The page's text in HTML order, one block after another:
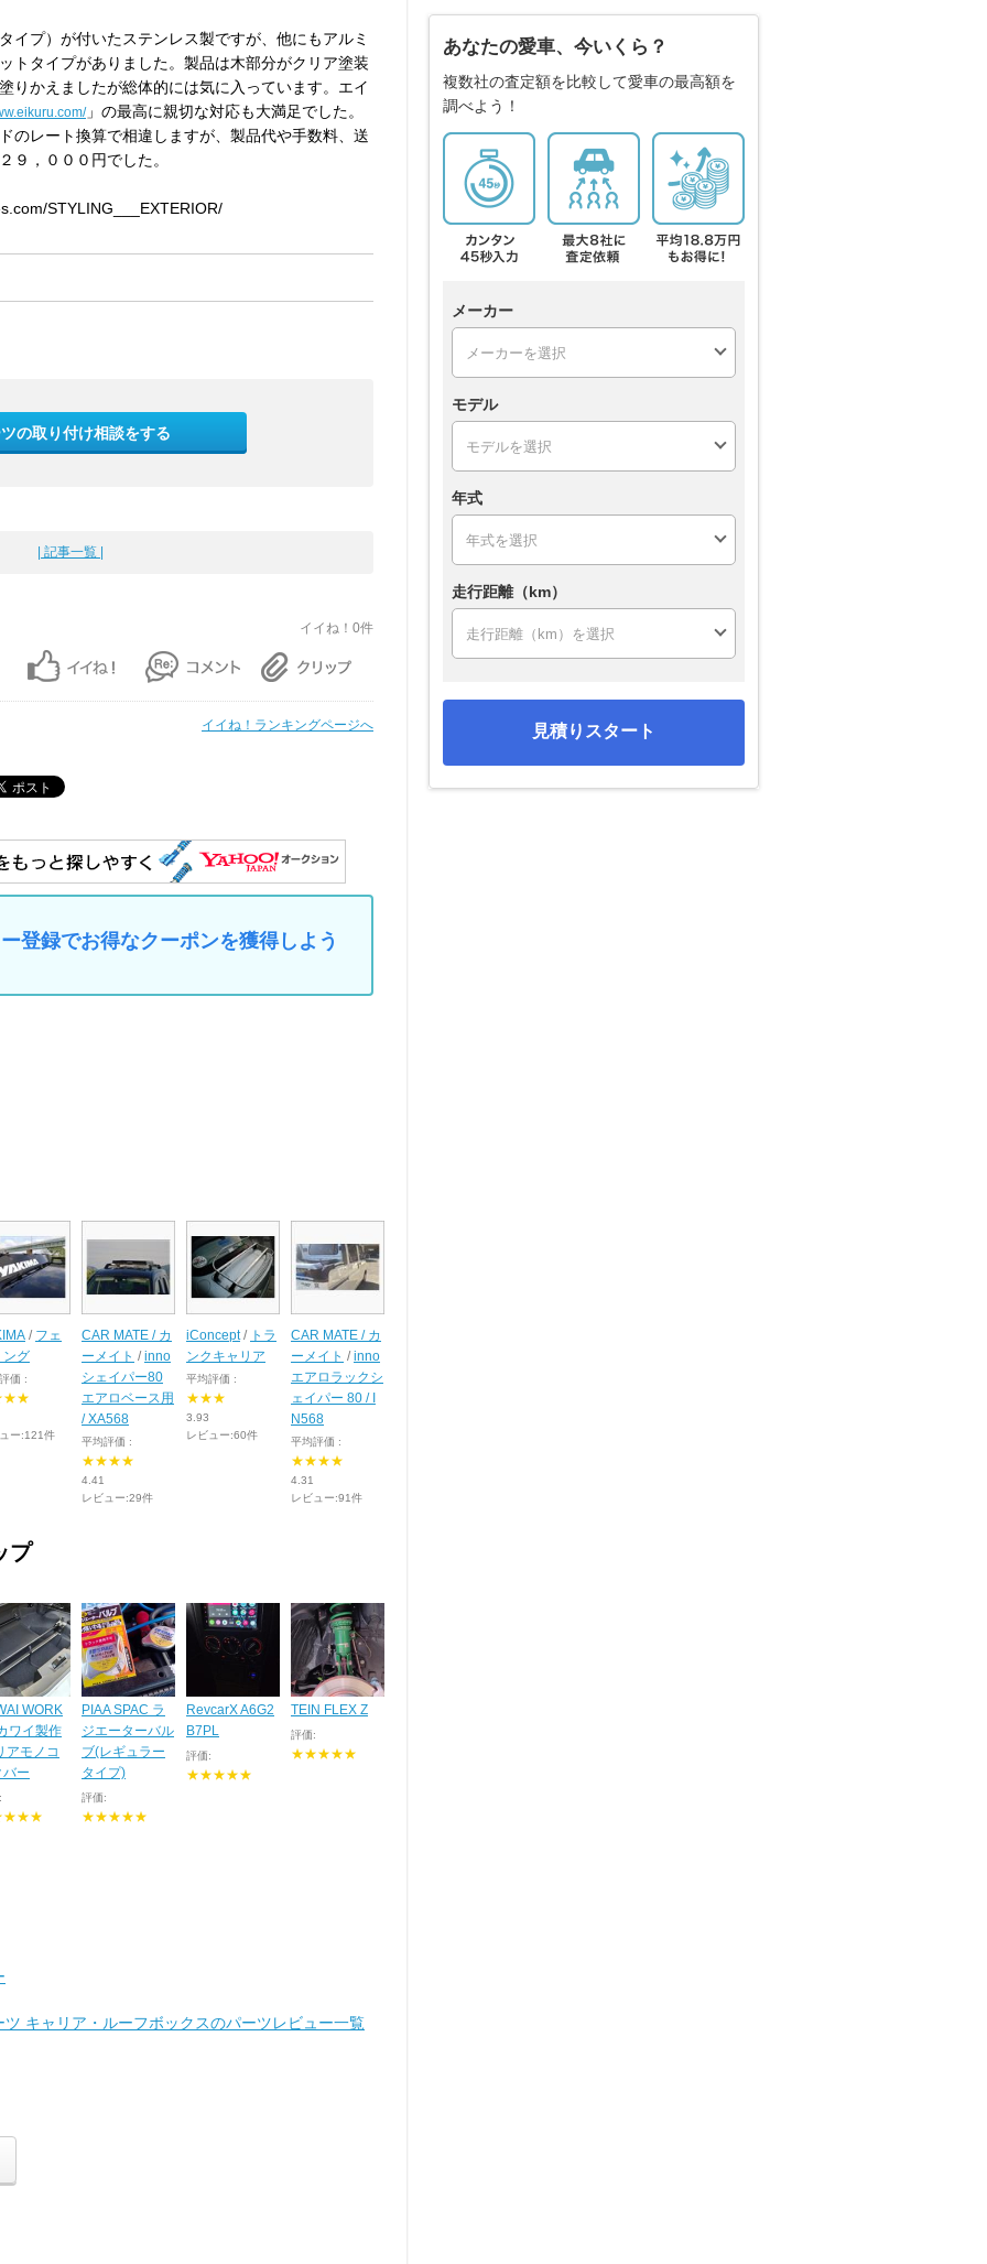
イプ）が付いたステンレス製ですが、他にもアルミ
トタイプがありました。製品は木部分がクリア塗装
りかえましたが総体的には気に入っています。エイ
」の最高に親切な対応も大満足でした。
のレート換算で相違しますが、製品代や手数料、送
９，０００円でした。
STYLING___EXTERIOR/
の取り付け相談をする
| 記事一覧 |
イイね！0件
イイね！ランキングページへ
登録でお得なクーポンを獲得しよう
/ フェ
ング
価 :
ー:121件
CAR MATE / カ
ーメイト /inno
シェイパー80
エアロベース用
/ XA568
平均評価 :
★★★★
4.41
レビュー:29件
iConcept/ トラ
ンクキャリア
平均評価 :
★★★
3.93
レビュー:60件
CAR MATE / カ
ーメイト /inno
エアロラックシ
ェイパー 80 / I
N568
平均評価 :
★★★★
4.31
レビュー:91件
プ
WORK
ワイ製作
アモノコ
バー
PIAA SPAC ラ
ジエーターバル
ブ(レギュラー
タイプ)
評価:
★★★★★
RevcarX A6G2
B7PL
評価:
★★★★★
TEIN FLEX Z
評価:
★★★★★
キャリア・ルーフボックスのパーツレビュー一覧
あなたの愛車、今いくら？
複数社の査定額を比較して愛車の最高額を
調べよう！
メーカー
モデル
年式
走行距離（km）
見積りスタート